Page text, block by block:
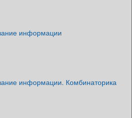
информации
информации. Комбинаторика